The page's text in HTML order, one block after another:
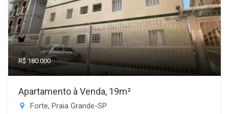
R$ 180.000
Apartamento à Venda, 19m²
Forte, Praia Grande-SP